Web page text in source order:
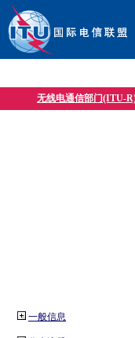
无线电通信部门(ITU-
一般信息